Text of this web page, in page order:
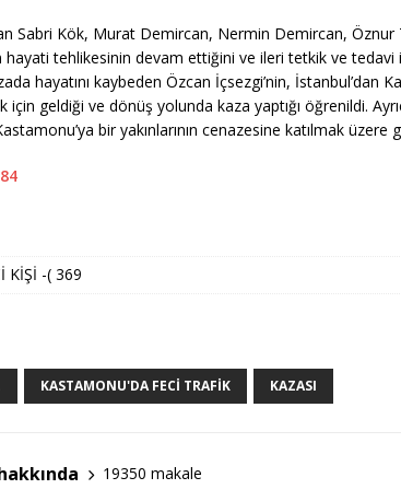
Sabri Kök, Murat Demircan, Nermin Demircan, Öznur
hayati tehlikesinin devam ettiğini ve ileri tetkik ve tedavi
hayatını kaybeden Özcan İçsezgi’nin, İstanbul’dan
için geldiği ve dönüş yolunda kaza yaptığı öğrenildi.
bir yakınlarının cenazesine katılmak üzere
KİŞİ -( 369
KASTAMONU'DA FECI TRAFIK KAZASI
19350 makale